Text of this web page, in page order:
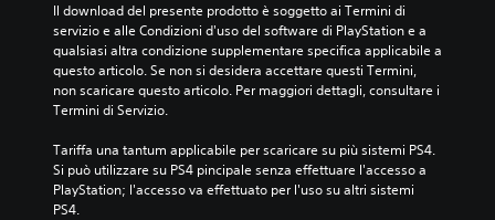
Il download del presente prodotto è soggetto ai Termini di
servizio e alle Condizioni d'uso del software di PlayStation e a
qualsiasi altra condizione supplementare specifica applicabile a
questo articolo. Se non si desidera accettare questi Termini,
non scaricare questo articolo. Per maggiori dettagli, consultare i
Termini di Servizio.
Tariffa una tantum applicabile per scaricare su più sistemi PS4.
Si può utilizzare su PS4 pincipale senza effettuare l'accesso a
PlayStation; l'accesso va effettuato per l'uso su altri sistemi
PS4.